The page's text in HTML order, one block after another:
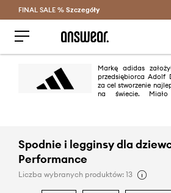
Oszczędzaj z Answear Club
FINAL SALE % Szczegóły
Markę adidas
przedsiębiorca Adolf
za cel stworzenie
na świecie.
Spodnie i legginsy dla
Performance
Liczba wybranych produktów: 13